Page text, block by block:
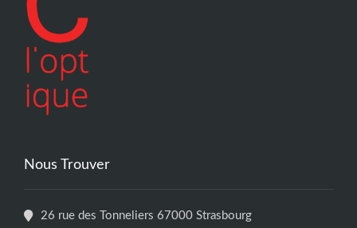
Nous Trouver
26 rue des Tonneliers 67000 Strasbourg